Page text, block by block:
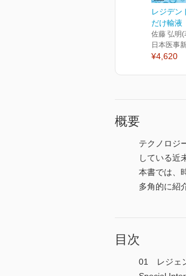
レジデ
だけ輸液
佐藤 弘明(
日本医事
¥4,620
概要
テクノロジ
している近
本書では、
多⾓的に紹
目次
01 レジェ